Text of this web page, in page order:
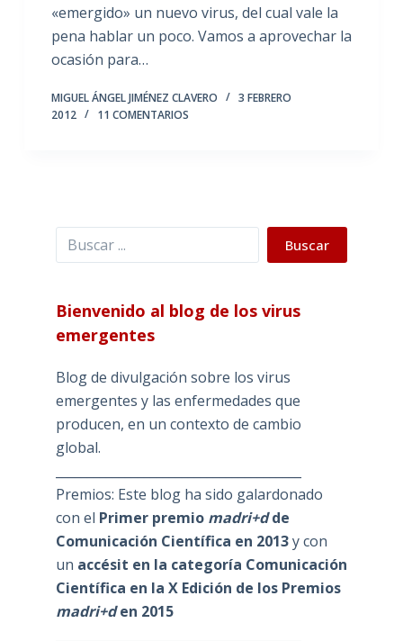
«emergido» un nuevo virus, del cual vale la
pena hablar un poco. Vamos a aprovechar la
ocasión para…
MIGUEL ÁNGEL JIMÉNEZ CLAVERO
3 FEBRERO
2012
11 COMENTARIOS
Buscar Buscar
Bienvenido al blog de los virus
emergentes
Blog de divulgación sobre los virus
emergentes y las enfermedades que
producen, en un contexto de cambio
global.
Premios: Este blog ha sido galardonado
con el Primer premio madri+dde
Comunicación Científica en 2013y con
un accésit en la categoría Comunicación
Científica en la X Edición de los Premios
madri+den 2015